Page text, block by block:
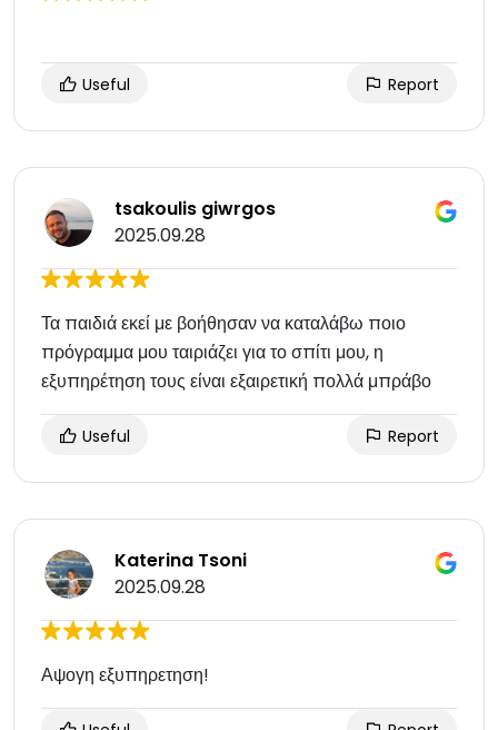
Useful Report
tsakoulis giwrgos
2025.09.28
Τα παιδιά εκεί με βοήθησαν να καταλάβω ποιο
πρόγραμμα μου ταιριάζει για το σπίτι μου, η
εξυπηρέτηση τους είναι εξαιρετική πολλά μπράβο
Useful Report
Katerina Tsoni
2025.09.28
Αψογη εξυπηρετηση!